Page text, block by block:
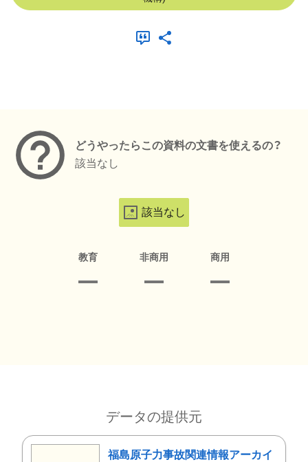
どうやったらこの資料の文書を使えるの？
該当なし
該当なし
教育 非商用 商用
データの提供元
福島原子力事故関連情報アーカイ